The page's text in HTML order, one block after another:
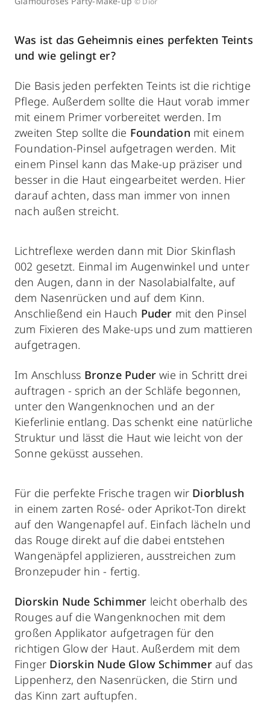
Was ist das Geheimnis eines perfekten Teints
und wie gelingt er?
Die Basis jeden perfekten Teints ist die richtige
Pflege. Außerdem sollte die Haut vorab immer
mit einem Primer vorbereitet werden. Im
zweiten Step sollte die Foundation mit einem
Foundation-Pinsel aufgetragen werden. Mit
einem Pinsel kann das Make-up präziser und
besser in die Haut eingearbeitet werden. Hier
darauf achten, dass man immer von innen
nach außen streicht.
Lichtreflexe werden dann mit Dior Skinflash
002 gesetzt. Einmal im Augenwinkel und unter
den Augen, dann in der Nasolabialfalte, auf
dem Nasenrücken und auf dem Kinn.
Anschließend ein Hauch Puder mit den Pinsel
zum Fixieren des Make-ups und zum mattieren
aufgetragen.
Im Anschluss Bronze Puder wie in Schritt drei
auftragen - sprich an der Schläfe begonnen,
unter den Wangenknochen und an der
Kieferlinie entlang. Das schenkt eine natürliche
Struktur und lässt die Haut wie leicht von der
Sonne geküsst aussehen.
Für die perfekte Frische tragen wir Diorblush
in einem zarten Rosé- oder Aprikot-Ton direkt
auf den Wangenapfel auf. Einfach lächeln und
das Rouge direkt auf die dabei entstehen
Wangenäpfel applizieren, ausstreichen zum
Bronzepuder hin - fertig.
Diorskin Nude Schimmer leicht oberhalb des
Rouges auf die Wangenknochen mit dem
großen Applikator aufgetragen für den
richtigen Glow der Haut. Außerdem mit dem
Finger Diorskin Nude Glow Schimmerauf das
Lippenherz, den Nasenrücken, die Stirn und
das Kinn zart auftupfen.